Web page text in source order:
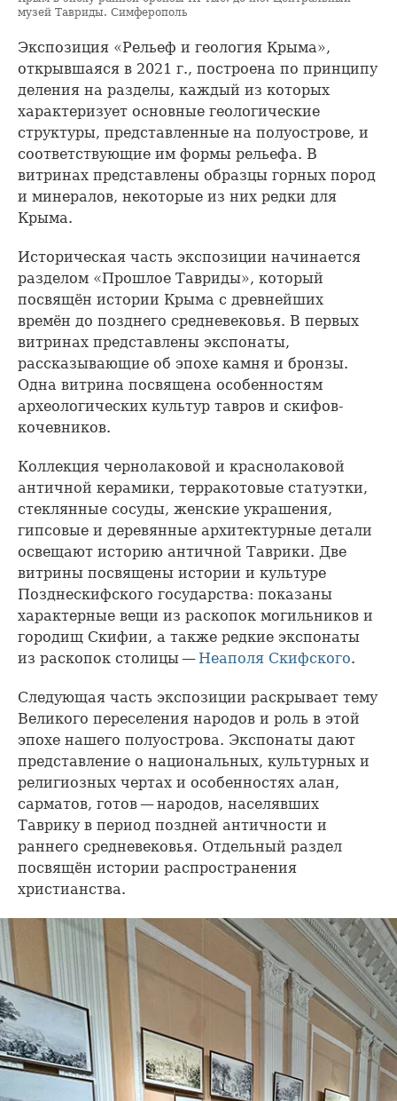
музей Тавриды. Симферополь
Экспозиция «Рельеф и геология Крыма»,
открывшаяся в 2021 г., построена по принципу
деления на разделы, каждый из которых
характеризует основные геологические
структуры, представленные на полуострове, и
соответствующие им формы рельефа. В
витринах представлены образцы горных пород
и минералов, некоторые из них редки для
Крыма.
Историческая часть экспозиции начинается
разделом «Прошлое Тавриды», который
посвящён истории Крыма с древнейших
времён до позднего средневековья. В первых
витринах представлены экспонаты,
рассказывающие об эпохе камня и бронзы.
Одна витрина посвящена особенностям
археологических культур тавров и скифов-
кочевников.
Коллекция чернолаковой и краснолаковой
античной керамики, терракотовые статуэтки,
стеклянные сосуды, женские украшения,
гипсовые и деревянные архитектурные детали
освещают историю античной Таврики. Две
витрины посвящены истории и культуре
Позднескифского государства: показаны
характерные вещи из раскопок могильников и
городищ Скифии, а также редкие экспонаты
из раскопок столицы — Неаполя Скифского.
Следующая часть экспозиции раскрывает тему
Великого переселения народов и роль в этой
эпохе нашего полуострова. Экспонаты дают
представление о национальных, культурных и
религиозных чертах и особенностях алан,
сарматов, готов — народов, населявших
Таврику в период поздней античности и
раннего средневековья. Отдельный раздел
посвящён истории распространения
христианства.